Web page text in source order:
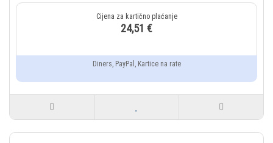
24,51 €
Diners, PayPal, Kartice na rate